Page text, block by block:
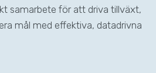
samarbete för att driva tillväxt,
mål med effektiva, datadrivna